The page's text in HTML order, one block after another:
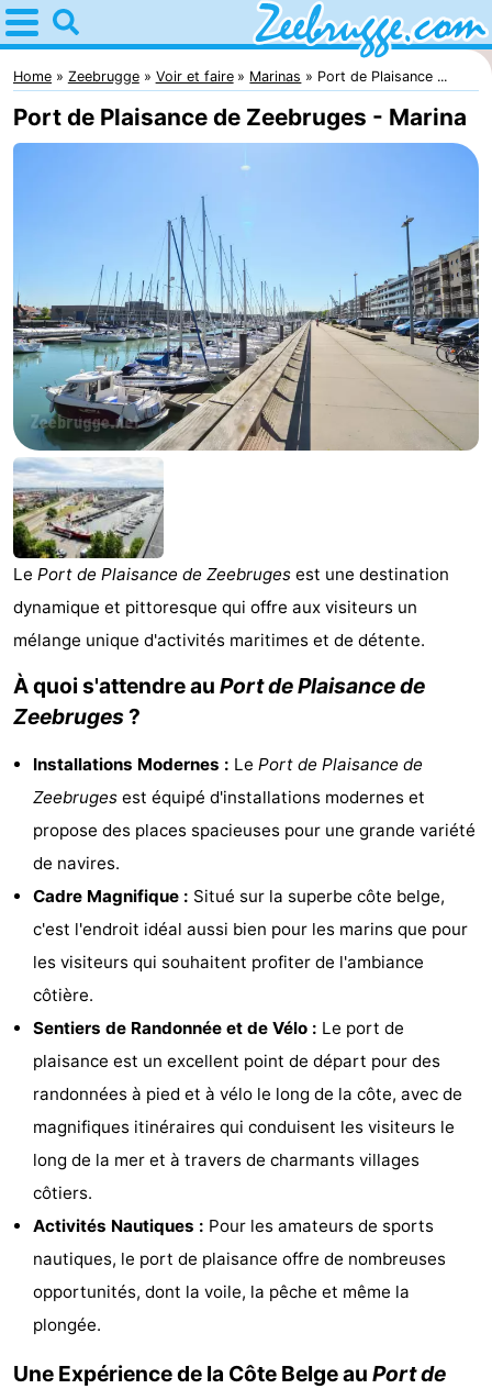
Home
Zeebrugge
Astuces
nuit
Appartements
-
Holiday
Suites
Zeebrugge
-
Seaside
Blankenberge
Chambre
d'hôtes
Chaumières
-
Beachside
Hôtels
Last
minutes
Plages
Voir
et
Lieux
Musées
Moulins
Attractions
Croisières
Terrains
jeux
Bowling
Home Zeebrugge Voir et faire Marinas Port de Plaisance ...
Port de Plaisance de Zeebruges - Marina
Le Port de Plaisance de Zeebruges est une destination
dynamique et pittoresque qui offre aux visiteurs un
mélange unique d'activités maritimes et de détente.
À quoi s'attendre au Port de Plaisance de
Zeebruges?
Installations Modernes : Le Port de Plaisance de
Zeebruges est équipé d'installations modernes et
propose des places spacieuses pour une grande variété
de navires.
Cadre Magnifique : Situé sur la superbe côte belge,
c'est l'endroit idéal aussi bien pour les marins que pour
les visiteurs qui souhaitent profiter de l'ambiance
côtière.
Sentiers de Randonnée et de Vélo : Le port de
plaisance est un excellent point de départ pour des
randonnées à pied et à vélo le long de la côte, avec de
magnifiques itinéraires qui conduisent les visiteurs le
long de la mer et à travers de charmants villages
côtiers.
Activités Nautiques : Pour les amateurs de sports
nautiques, le port de plaisance offre de nombreuses
opportunités, dont la voile, la pêche et même la
plongée.
Une Expérience de la Côte Belge au Port de